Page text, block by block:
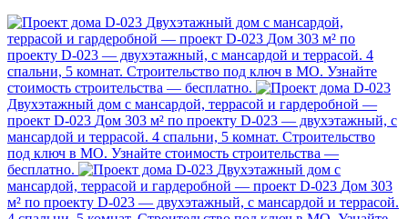
Двухэтажный дом с мансардой,
террасой и гардеробной — проект D-023 Дом 303 м² по
проекту D-023 — двухэтажный, с мансардой и террасой. 4
спальни, 5 комнат. Строительство под ключ в МО. Узнайте
стоимость строительства — бесплатно.
Двухэтажный дом с мансардой, террасой и гардеробной —
проект D-023 Дом 303 м² по проекту D-023 — двухэтажный, с
мансардой и террасой. 4 спальни, 5 комнат. Строительство
под ключ в МО. Узнайте стоимость строительства —
бесплатно.
Двухэтажный дом с
мансардой, террасой и гардеробной — проект D-023 Дом 303
м² по проекту D-023 — двухэтажный, с мансардой и террасой.